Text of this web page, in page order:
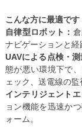
こんな方に最適です
自律型ロボット：
ナビゲーションと経
UAVによる点検・測
態が悪い環境下で
ェック、送電線の監
インテリジェント
ョン機能を迅速か
ォーム。